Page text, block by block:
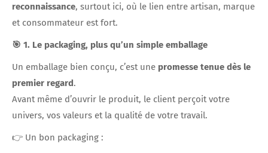
reconnaissance, surtout ici, où le lien entre artisan, marque
et consommateur est fort.
🎯 1. Le packaging, plus qu’un simple emballage
Un emballage bien conçu, c’est une promesse tenue dès le
premier regard.
Avant même d’ouvrir le produit, le client perçoit votre
univers, vos valeurs et la qualité de votre travail.
👉 Un bon packaging :